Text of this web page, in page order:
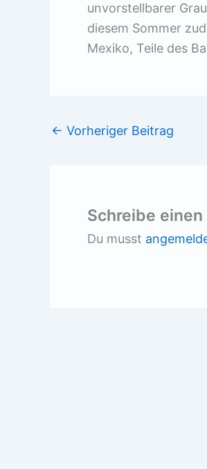
unvorstellbarer
diesem Sommer
Mexiko, Teile des
← Vorheriger Beitrag
Schreibe
Du musst